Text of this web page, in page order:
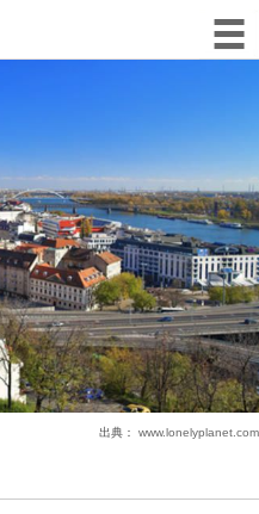
出典： www.lonelyplanet.com